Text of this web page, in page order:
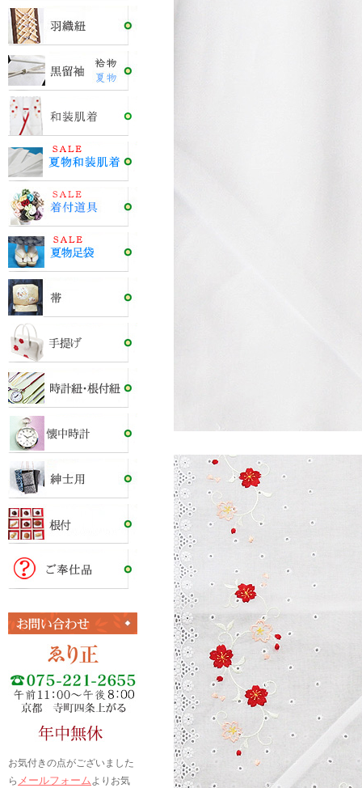
お気付きの点がございました
ら メールフォームよりお気